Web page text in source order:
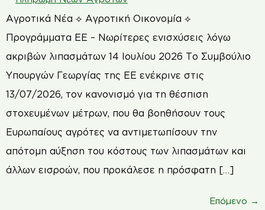
Αγροτικά Νέα ⟡ Αγροτική Οικονομία ⟡
Προγράμματα ΕΕ – Νωρίτερες ενισχύσεις λόγω
ακριβών λιπασμάτων 14 Ιουλίου 2026 Το Συμβούλιο
Υπουργών Γεωργίας της ΕΕ ενέκρινε στις
13/07/2026, τον κανονισμό για τη θέσπιση
στοχευμένων μέτρων, που θα βοηθήσουν τους
Ευρωπαίους αγρότες να αντιμετωπίσουν την
απότομη αύξηση του κόστους των λιπασμάτων και
άλλων εισροών, που προκάλεσε η πρόσφατη […]
Επόμενο →